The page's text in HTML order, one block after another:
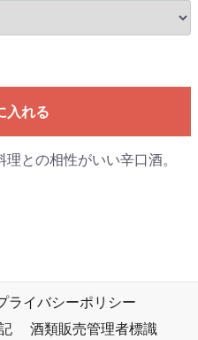
入れる
との相性がいい辛口酒。
ライバシーポリシー
酒類販売管理者標識